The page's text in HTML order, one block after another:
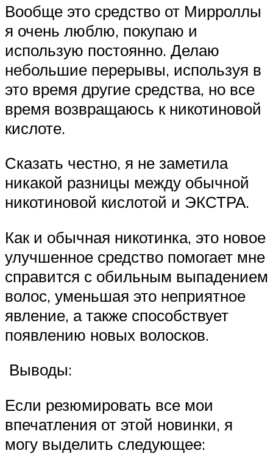
Вообще это средство от Мирроллы
я очень люблю, покупаю и
использую постоянно. Делаю
небольшие перерывы, используя в
это время другие средства, но все
время возвращаюсь к никотиновой
кислоте.
Сказать честно, я не заметила
никакой разницы между обычной
никотиновой кислотой и ЭКСТРА.
Как и обычная никотинка, это новое
улучшенное средство помогает мне
справится с обильным выпадением
волос, уменьшая это неприятное
явление, а также способствует
появлению новых волосков.
Выводы:
Если резюмировать все мои
впечатления от этой новинки, я
могу выделить следующее: